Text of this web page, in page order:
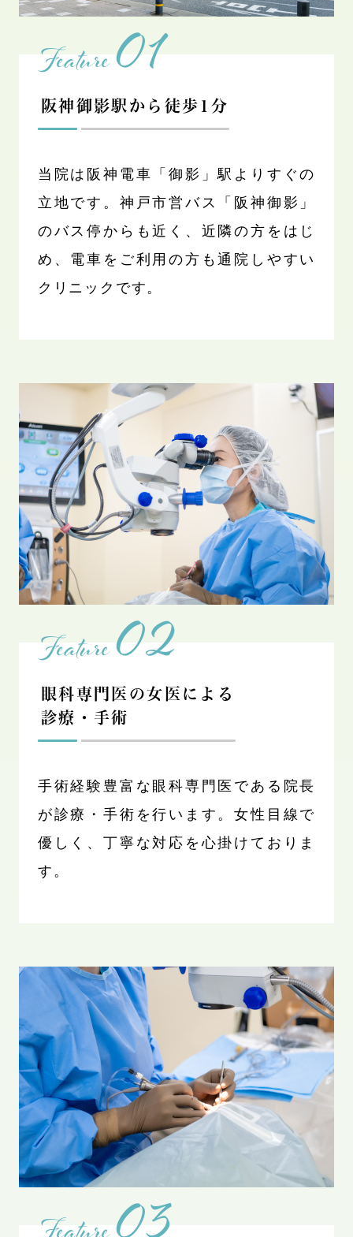
Feature01
阪神御影駅から徒歩1分
当院は阪神電車「御影」駅よりすぐの
立地です。神戸市営バス「阪神御影」
のバス停からも近く、近隣の方をはじ
め、電車をご利用の方も通院しやすい
クリニックです。
Feature02
眼科専門医の女医による
診療・手術
手術経験豊富な眼科専門医である院長
が診療・手術を行います。女性目線で
優しく、丁寧な対応を心掛けておりま
す。